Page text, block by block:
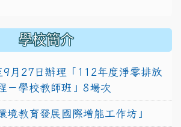
學校簡介
月27日辦理「112年度淨零排放
－學校教師班」8場次
境教育發展國際增能工作坊」